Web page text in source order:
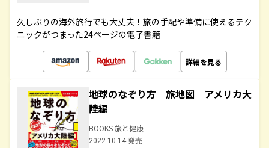
久しぶりの海外旅行でも大丈夫！旅の手配や準備に使えるテク
ニックがつまった24ページの電子書籍
詳細を見る
地球のなぞり方 旅地図 アメリカ大
陸編
BOOKS 旅と健康
2022.10.14 発売